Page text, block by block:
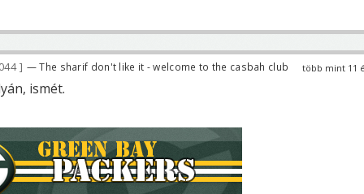
több mint 11
— The sharif don't like it - welcome to the casbah club
ismét.